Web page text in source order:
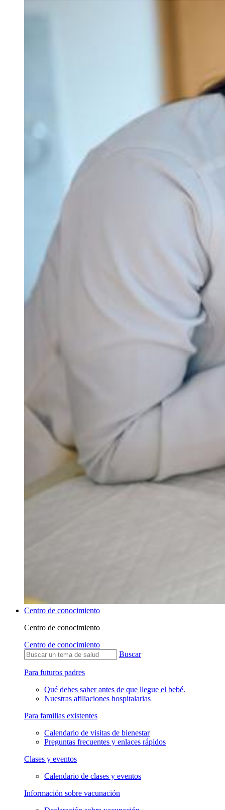
Centro de conocimiento
Centro de conocimiento
Centro de conocimiento
Buscar
Para futuros padres
Qué debes saber antes de que llegue el bebé.
Nuestras afiliaciones hospitalarias
Para familias existentes
Calendario de visitas de bienestar
Preguntas frecuentes y enlaces rápidos
Clases y eventos
Calendario de clases y eventos
Información sobre vacunación